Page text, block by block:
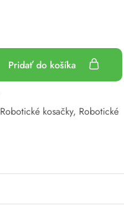
Pridať do košíka
Robotické kosačky, Robotické